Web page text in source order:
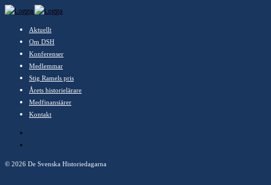
Aktuellt
Om DSH
Konferenser
Medlemmar
Stig Ramels pris
Årets historielärare
Medfinansiärer
Kontakt
© 2026 De Svenska Historiedagarna